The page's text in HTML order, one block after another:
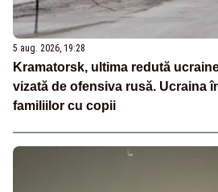
5 aug. 2026, 19:28
Kramatorsk, ultima redută
vizată de ofensiva rusă. Ucraina
familiilor cu copii